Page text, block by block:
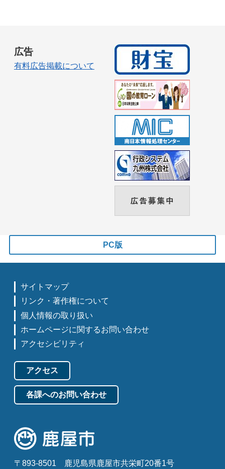
広告
有料広告掲載について
PC版
サイトマップ
リンク・著作権について
個人情報の取り扱い
ホームページに関するお問い合わせ
アクセシビリティ
アクセス
各課へのお問い合わせ
〒893-8501 鹿児島県鹿屋市共栄町20番1号